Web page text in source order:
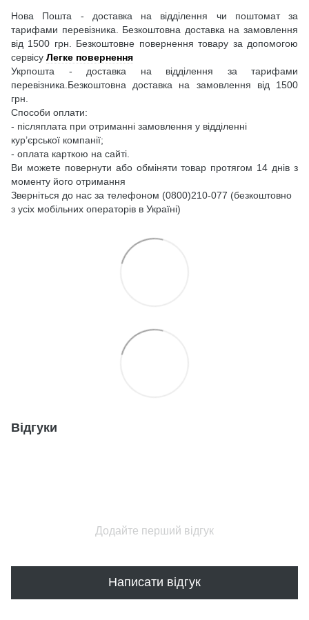
Нова Пошта - доставка на відділення чи поштомат за
тарифами перевізника. Безкоштовна доставка на замовлення
від 1500 грн. Безкоштовне повернення товару за допомогою
сервісу Легке повернення
Укрпошта - доставка на відділення за тарифами
перевізника.Безкоштовна доставка на замовлення від 1500
грн.
Способи оплати:
- післяплата при отриманні замовлення у відділенні
кур’єрської компанії;
- оплата карткою на сайті.
Ви можете повернути або обміняти товар протягом 14 днів з
моменту його отримання
Зверніться до нас за телефоном (0800)210-077 (безкоштовно
з усіх мобільних операторів в Україні)
Відгуки
Додайте перший відгук
Написати відгук